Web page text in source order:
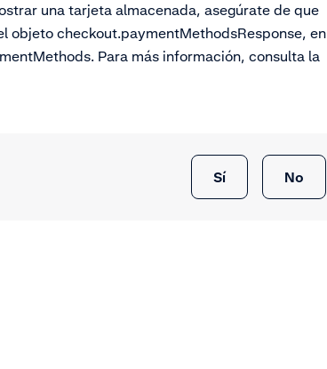
una tarjeta almacenada, asegúrate de que
objeto checkout.paymentMethodsResponse, en
. Para más información, consulta la
Sí No